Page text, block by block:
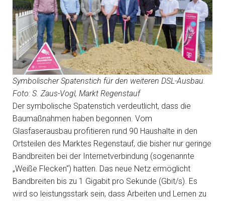
Symbolischer Spatenstich für den weiteren DSL-Ausbau.
Foto: S. Zaus-Vogl, Markt Regenstauf
Der symbolische Spatenstich verdeutlicht, dass die
Baumaßnahmen haben begonnen. Vom
Glasfaserausbau profitieren rund 90 Haushalte in den
Ortsteilen des Marktes Regenstauf, die bisher nur geringe
Bandbreiten bei der Internetverbindung (sogenannte
„Weiße Flecken“) hatten. Das neue Netz ermöglicht
Bandbreiten bis zu 1 Gigabit pro Sekunde (Gbit/s). Es
wird so leistungsstark sein, dass Arbeiten und Lernen zu